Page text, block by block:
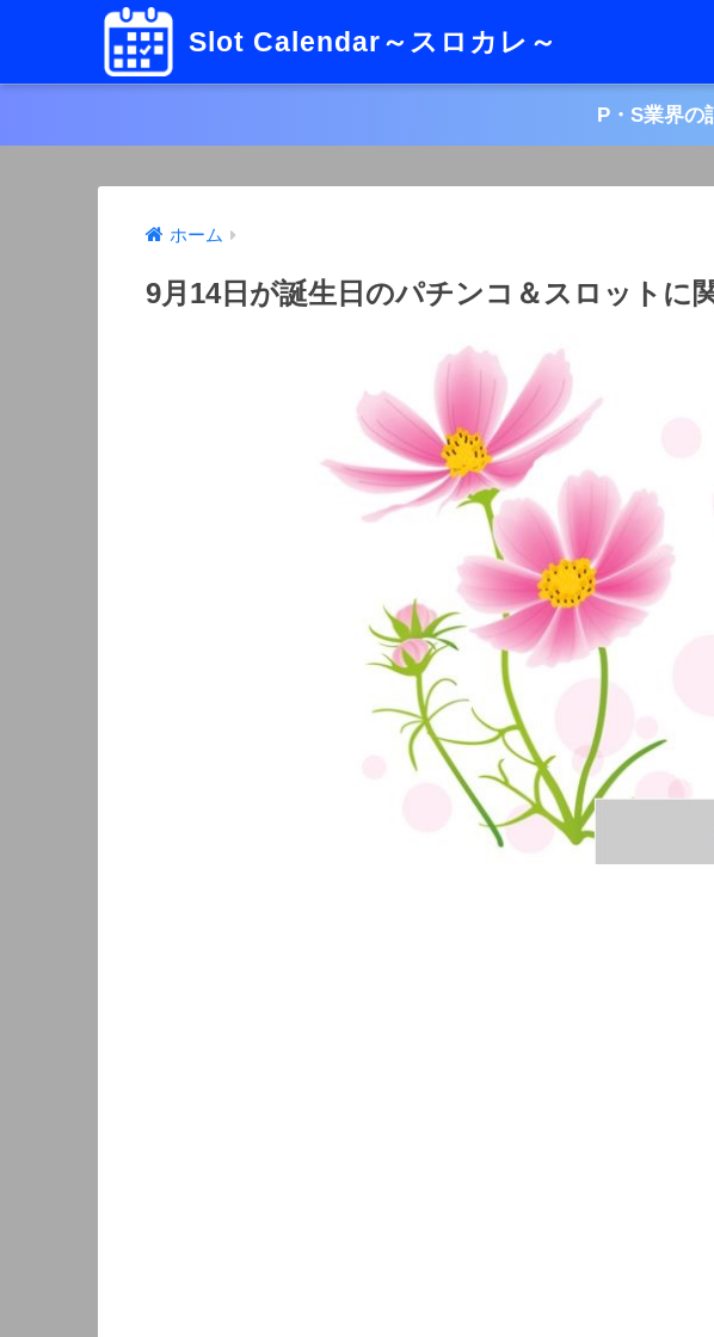
Slot Calendar～スロカレ～
P・S業界の
ホーム
9月14日が誕生日のパチンコ＆スロットに